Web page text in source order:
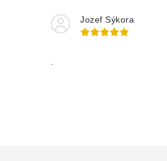
Jozef Sýkora